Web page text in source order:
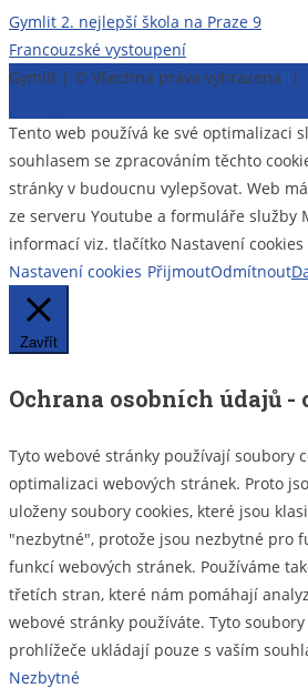
Navigace
pro
příspěvek
Gymlit 2. nejlepší škola na Praze 9
Francouzské vystoupení
Gymlit | © Všechna práva vyhrazena
|
Tento web používá ke své optimalizaci
souhlasem se zpracováním těchto
stránky v budoucnu vylepšovat. Web
ze serveru Youtube a formuláře služby
informací viz. tlačítko Nastavení cookies
Nastavení cookies PřijmoutOdmítnout
Zavřít
Ochrana osobních údajů -
Tyto webové stránky používají soubory
optimalizaci webových stránek. Proto
uloženy soubory cookies, které jsou
"nezbytné", protože jsou nezbytné pro
funkcí webových stránek. Používáme
třetích stran, které nám pomáhají
webové stránky používáte. Tyto
prohlížeče ukládají pouze s vaším
Nezbytné